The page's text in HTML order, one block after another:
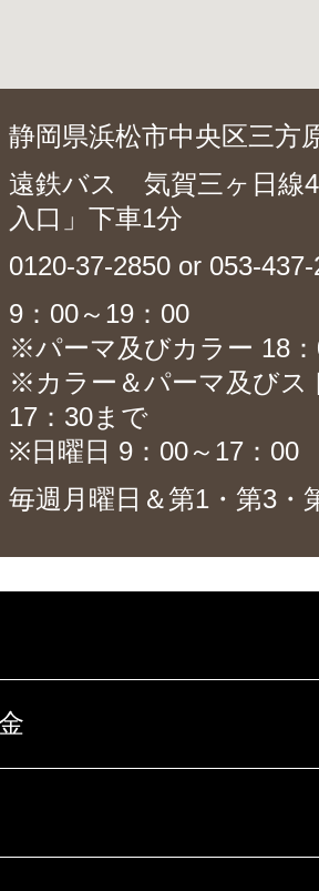
静岡県浜松市中央区三方
遠鉄バス 気賀三ヶ日線
入口」下車1分
0120-37-2850 or 053-
9：00～19：00
※パーマ及びカラー 18
※カラー＆パーマ及びス
17：30まで
※日曜日 9：00～17：00
毎週月曜日＆第1・第3・